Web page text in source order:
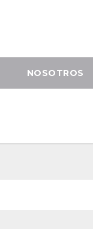
NOSOTROS